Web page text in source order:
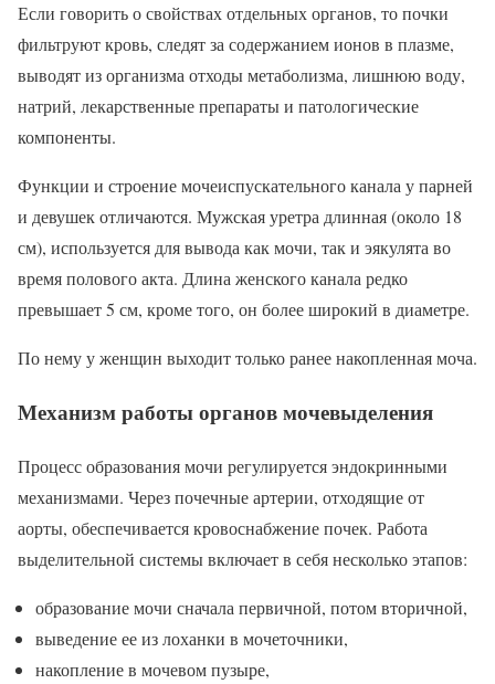
Если говорить о свойствах отдельных органов, то почки
фильтруют кровь, следят за содержанием ионов в плазме,
выводят из организма отходы метаболизма, лишнюю воду,
натрий, лекарственные препараты и патологические
компоненты.
Функции и строение мочеиспускательного канала у парней
и девушек отличаются. Мужская уретра длинная (около 18
см), используется для вывода как мочи, так и эякулята во
время полового акта. Длина женского канала редко
превышает 5 см, кроме того, он более широкий в диаметре.
По нему у женщин выходит только ранее накопленная моча.
Механизм работы органов мочевыделения
Процесс образования мочи регулируется эндокринными
механизмами. Через почечные артерии, отходящие от
аорты, обеспечивается кровоснабжение почек. Работа
выделительной системы включает в себя несколько этапов:
образование мочи сначала первичной, потом вторичной,
выведение ее из лоханки в мочеточники,
накопление в мочевом пузыре,